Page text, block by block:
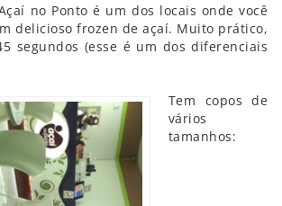
no Ponto é um dos locais onde você
delicioso frozen de açaí. Muito prático,
segundos (esse é um dos diferenciais
Tem copos de
vários
tamanhos: